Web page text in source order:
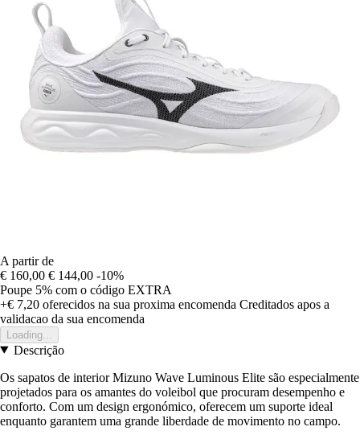
A partir de
€ 160,00 € 144,00 -10%
Poupe 5% com o código EXTRA
+€ 7,20 oferecidos na sua proxima encomenda Creditados apos a
validacao da sua encomenda
Loading...
Descrição
Os sapatos de interior Mizuno Wave Luminous Elite são especialmente
projetados para os amantes do voleibol que procuram desempenho e
conforto. Com um design ergonómico, oferecem um suporte ideal
enquanto garantem uma grande liberdade de movimento no campo.